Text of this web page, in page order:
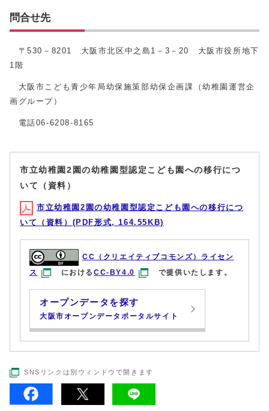
問合せ先
〒530－8201 大阪市北区中之島1－3－20 大阪市役所地下
1階
大阪市こども青少年局幼保施策部幼保企画課（幼稚園運営企
画グループ）
電話06-6208-8165
市立幼稚園2園の幼稚園型認定こども園への移行につ
いて（資料）
市立幼稚園2園の幼稚園型認定こども園への移行につ
いて（資料）(PDF形式, 164.55KB)
CC（クリエイティブコモンズ）ライセン
ス
におけるCC-BY4.0 で提供いたします。
オープンデータを探す
大阪市オープンデータポータルサイト
SNSリンクは別ウィンドウで開きます